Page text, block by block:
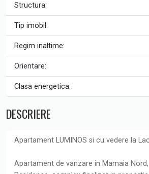
Structura:
Tip imobil:
Regim inaltime:
Orientare:
Clasa energetica:
DESCRIERE
Apartament LUMINOS si cu vedere la
Apartament de vanzare in Mamaia